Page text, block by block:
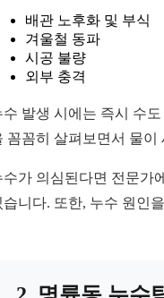
배관 노후화 및 부식
겨울철 동파
시공 불량
외부 충격
수 발생 시에는 즉시 수
꼼꼼히 살펴보면서 물이
수가 의심된다면 전문가
습니다. 또한, 누수 원인